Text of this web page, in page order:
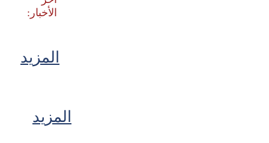
المزيد
المزيد